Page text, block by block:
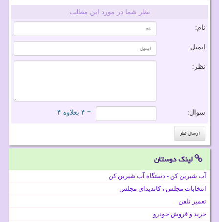
نظر شما در مورد این مطلب
نام:
ایمیل:
نظر:
سوال: = ۴ بعلاوه ۴
لینک دوستان
آب شیرین کن - دستگاه آب شیرین کن
انتخابات مجلس ، کاندیدای مجلس
تعمیر تلفن
خرید و فروش خودرو